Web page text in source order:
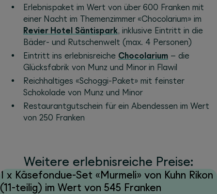
Erlebnispaket im Wert von über 600 Franken mit
einer Nacht im Themenzimmer «Chocolarium» im
Revier Hotel Säntispark, inklusive Eintritt in die
Bäder- und Rutschenwelt (max. 4 Personen)
Eintritt ins erlebnisreiche Chocolarium – die
Glücksfabrik von Munz und Minor in Flawil
Reichhaltiges «Schoggi-Paket» mit feinster
Schokolade von Munz und Minor
Restaurantgutschein für ein Abendessen im Wert
von 250 Franken
Weitere erlebnisreiche Preise:
1 x Käsefondue-Set «Murmeli» von Kuhn Rikon
(11-teilig) im Wert von 545 Franken